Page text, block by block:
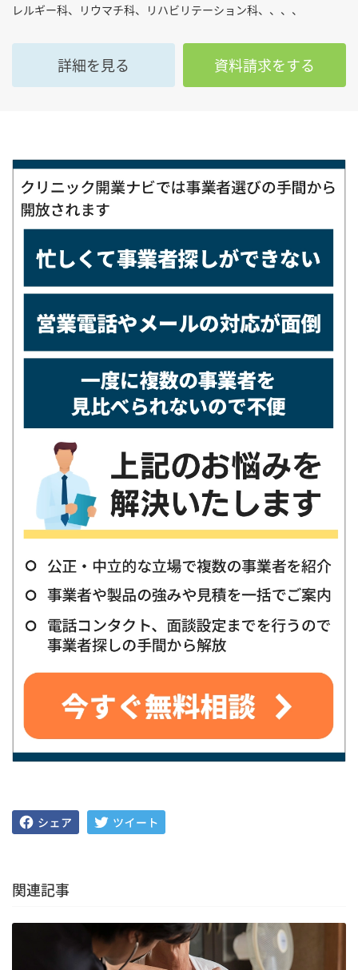
レルギー科、リウマチ科、リハビリテーション科、、、、
詳細を見る 資料請求をする
関連記事